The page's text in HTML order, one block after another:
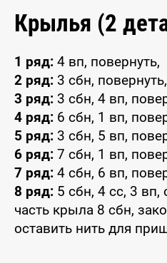
Крылья (2
1 ряд: 4 вп, повернуть,
2 ряд: 3 сбн, повернуть,
3 ряд: 3 сбн, 4 вп,
4 ряд: 6 сбн, 1 вп,
5 ряд: 3 сбн, 5 вп,
6 ряд: 7 сбн, 1 вп,
7 ряд: 4 сбн, 6 вп,
8 ряд: 5 сбн, 4 сс, 3
часть крыла 8 сбн,
оставить нить для